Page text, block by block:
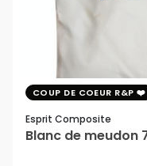
COUP DE COEUR R&P
Esprit Composite
Blanc de meudon